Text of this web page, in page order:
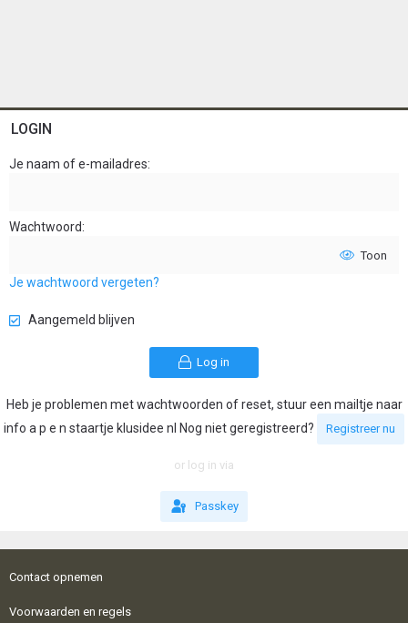
LOGIN
Je naam of e-mailadres
Wachtwoord
Toon
Je wachtwoord vergeten?
Aangemeld blijven
Log in
Heb je problemen met wachtwoorden of reset, stuur een mailtje naar
info a p e n staartje klusidee nl Nog niet geregistreerd?
Registreer nu
or log in via
Passkey
Contact opnemen
Voorwaarden en regels